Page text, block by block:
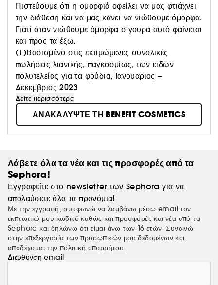
Πιστεύουμε ότι η ομορφιά οφείλει να μας φτιάχνει
την διάθεση και να μας κάνει να νιώθουμε όμορφα.
Γιατί όταν νιώθουμε όμορφα σίγουρα αυτό φαίνεται
και προς τα έξω.
(1)Βασισμένο στις εκτιμώμενες συνολικές
πωλήσεις λιανικής, παγκοσμίως, των ειδών
πολυτελείας για τα φρύδια, Ιανουαριος –
Δεκεμβριος 2023
Δείτε περισσότερα
ΑΝΑΚΑΛΥΨΤΕ ΤΗ BENEFIT COSMETICS
Λάβετε όλα τα νέα και τις προσφορές από τα
Sephora!
Εγγραφείτε στο newsletter των Sephora για να
απολαύσετε όλα τα προνόμια!
Με την εγγραφή, συμφωνώ να λαμβάνω μέσω email τον
εκπτωτικό μου κωδικό καθώς και προσφορές και νέα από τα
Sephora και δηλώνω ότι είμαι άνω των 16 ετών. Συναινώ
στην επεξεργασία των προσωπικών μου δεδομένων και
αποδέχομαι την πολιτική απορρήτου.
Διεύθυνση email